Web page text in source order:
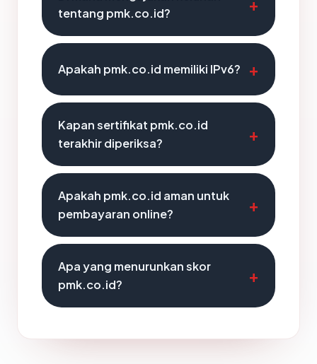
tentang pmk.co.id?
Apakah pmk.co.id memiliki IPv6?
Kapan sertifikat pmk.co.id
terakhir diperiksa?
Apakah pmk.co.id aman untuk
pembayaran online?
Apa yang menurunkan skor
pmk.co.id?